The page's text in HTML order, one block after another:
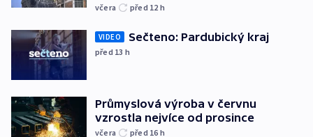
včera před 12 h
VIDEO Sečteno: Pardubický kraj
před 13 h
Průmyslová výroba v červnu
vzrostla nejvíce od prosince
včera před 16 h